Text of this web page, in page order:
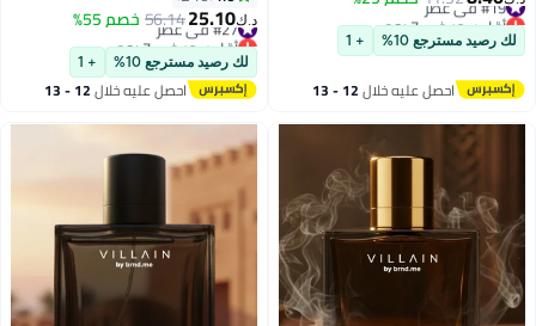
أقل سعر في 7 يوم
#19 في عطر
لك رصيد مسترجع 10% + 1
احصل عليه خلال 12 - 13
د.ك‏25.10
56.14خصم 55% #27 في عطر
أقل سعر في 7 يوم
#27 في عطر
لك رصيد مسترجع 10% + 1
احصل عليه خلال 12 - 13